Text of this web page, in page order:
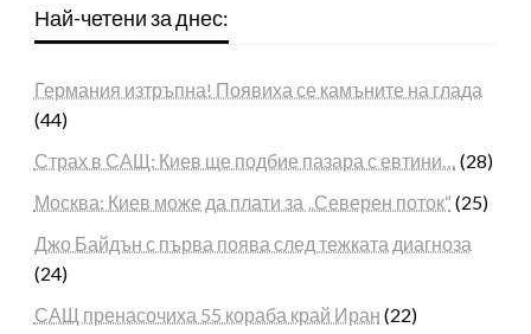
Най-четени за днес:
Германия изтръпна! Появиха се камъните на глада
(44)
Страх в САЩ: Киев ще подбие пазара с евтини… (28)
Москва: Киев може да плати за „Северен поток“ (25)
Джо Байдън с първа поява след тежката диагноза
(24)
САЩ пренасочиха 55 кораба край Иран (22)